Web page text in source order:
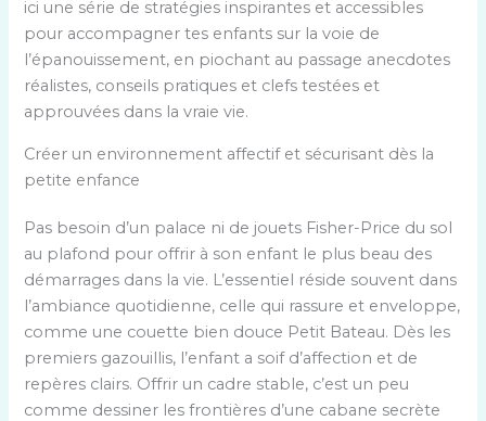
ici une série de stratégies inspirantes et accessibles
pour accompagner tes enfants sur la voie de
l’épanouissement, en piochant au passage anecdotes
réalistes, conseils pratiques et clefs testées et
approuvées dans la vraie vie.
Créer un environnement affectif et sécurisant dès la
petite enfance
Pas besoin d’un palace ni de jouets Fisher-Price du sol
au plafond pour offrir à son enfant le plus beau des
démarrages dans la vie. L’essentiel réside souvent dans
l’ambiance quotidienne, celle qui rassure et enveloppe,
comme une couette bien douce Petit Bateau. Dès les
premiers gazouillis, l’enfant a soif d’affection et de
repères clairs. Offrir un cadre stable, c’est un peu
comme dessiner les frontières d’une cabane secrète